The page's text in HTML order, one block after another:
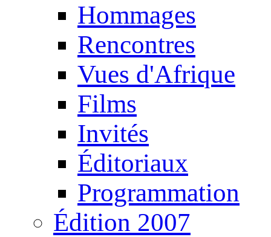
Hommages
Rencontres
Vues d'Afrique
Films
Invités
Éditoriaux
Programmation
Édition 2007